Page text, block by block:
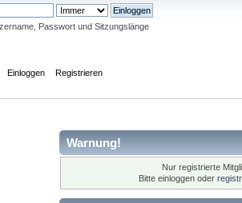
Passwort und Sitzungslänge
Einloggen Registrieren
Warnung!
Nur registrierte
Bitte einloggen oder